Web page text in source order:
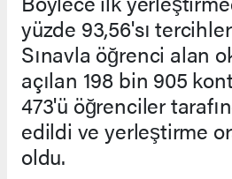
yüzde 93,56'sı
Sınavla öğrenci alan
açılan 198 bin 905
473'ü öğrenciler
edildi ve yerleştirme
oldu.